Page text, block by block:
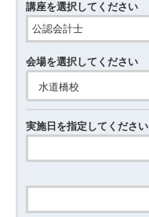
講座を選択してください
会場を選択してください
水道橋校
実施日を指定してください